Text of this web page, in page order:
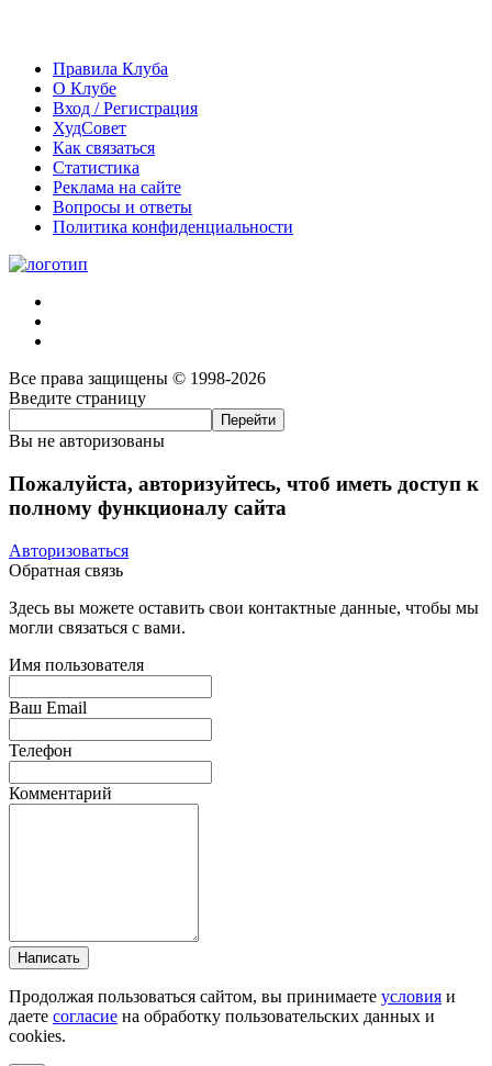
Правила Клуба
О Клубе
Вход / Регистрация
ХудСовет
Как связаться
Статистика
Реклама на сайте
Вопросы и ответы
Политика конфиденциальности
Все права защищены © 1998-2026
Введите страницу
Вы не авторизованы
Пожалуйста, авторизуйтесь, чтоб иметь доступ к
полному функционалу сайта
Авторизоваться
Обратная связь
Здесь вы можете оставить свои контактные данные, чтобы мы
могли связаться с вами.
Имя пользователя
Ваш Email
Телефон
Комментарий
Написать
Продолжая пользоваться сайтом, вы принимаете условия и
даете согласие на обработку пользовательских данных и
cookies.